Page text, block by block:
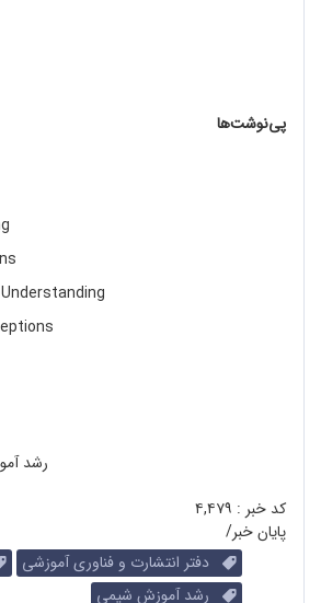
پی‌نوشت‌ها
رشد
کد خبر : ۴,۴۷۹
پایان خبر/
دفتر انتشارت و فناوری آموزشی
رشد آموزش شیمی